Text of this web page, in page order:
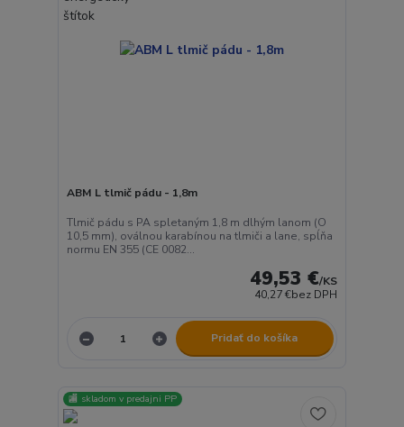
ABM L tlmič pádu - 1,8m
Tlmič pádu s PA spletaným 1,8 m dlhým lanom (O
10,5 mm), oválnou karabínou na tlmiči a lane, spĺňa
normu EN 355 (CE 0082...
49,53 €/KS
40,27 €bez DPH
Pridať do košíka
🏬 skladom v predajni PP